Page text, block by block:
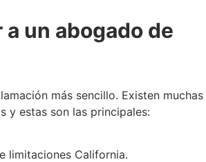
un abogado de
más sencillo. Existen muchas
y estas son las principales:
limitaciones California.